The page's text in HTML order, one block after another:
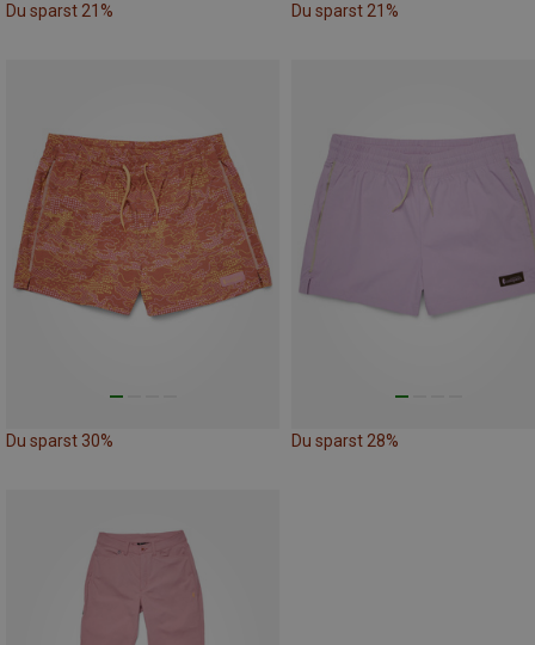
Du sparst 21% Du sparst 21%
Du sparst 30% Du sparst 28%